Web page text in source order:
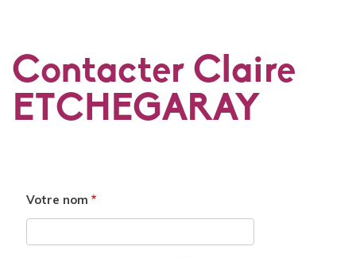
Contacter Claire
ETCHEGARAY
Votre nom